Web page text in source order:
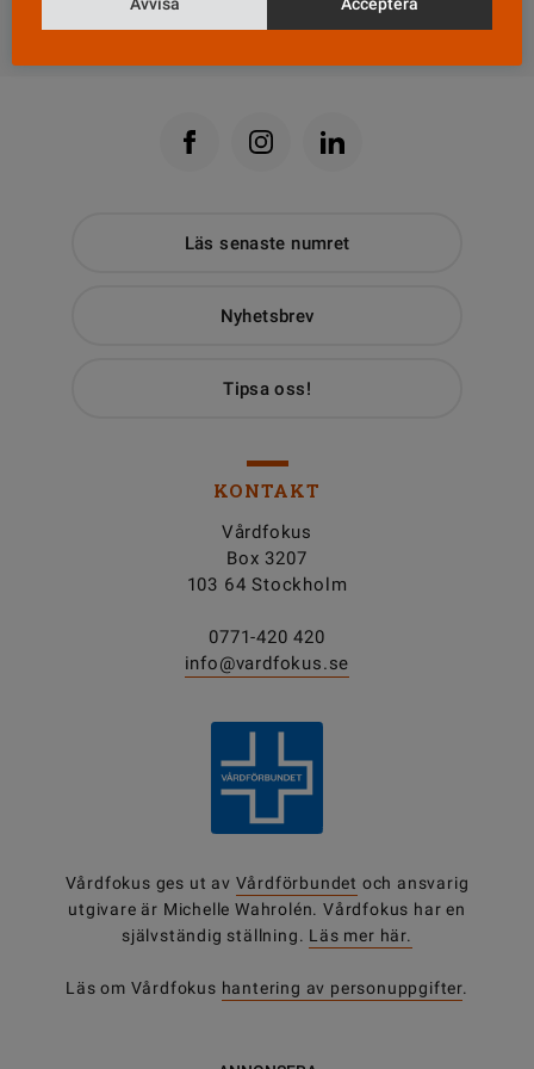
Läs senaste numret
Nyhetsbrev
Tipsa oss!
KONTAKT
Vårdfokus
Box 3207
103 64 Stockholm
0771-420 420
info@vardfokus.se
Vårdfokus ges ut av Vårdförbundet och ansvarig
utgivare är Michelle Wahrolén. Vårdfokus har en
självständig ställning. Läs mer här.
Läs om Vårdfokus hantering av personuppgifter.